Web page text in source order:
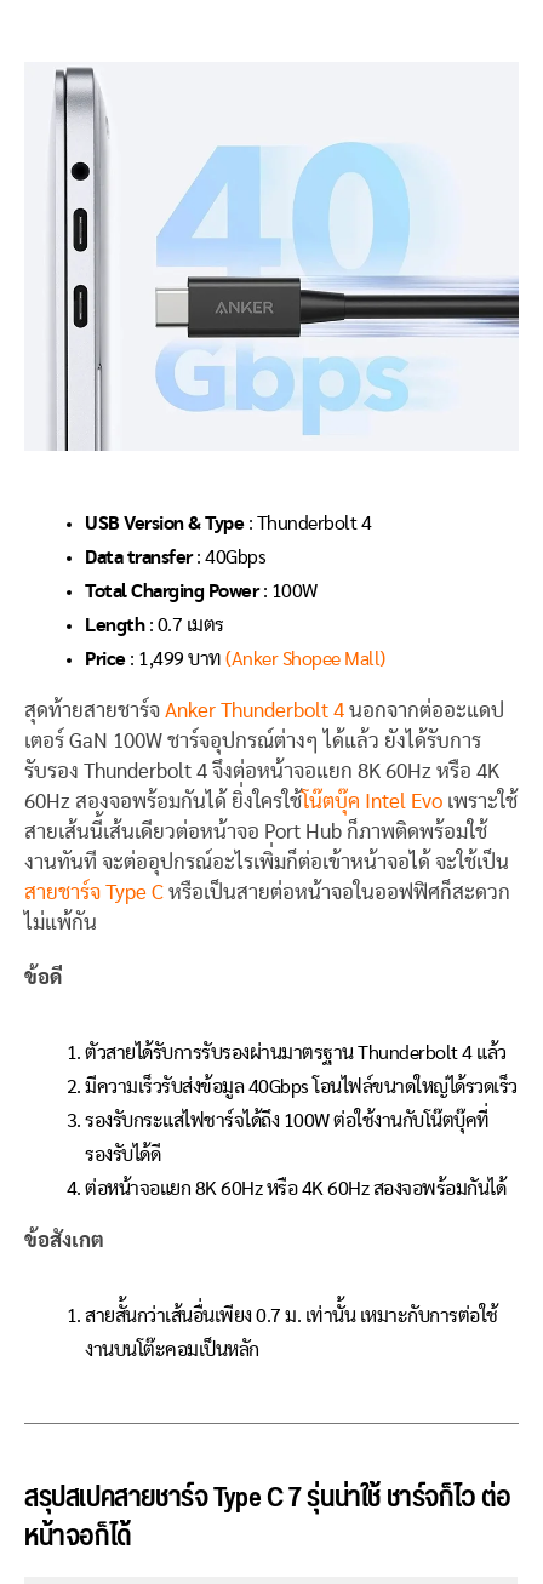
USB Version & Type: Thunderbolt 4
Data transfer: 40Gbps
Total Charging Power: 100W
Length: 0.7 เมตร
Price : 1,499 บาท (Anker Shopee Mall)
สุดท้ายสายชาร์จ Anker Thunderbolt 4 นอกจากต่ออะแดป
เตอร์ GaN 100W ชาร์จอุปกรณ์ต่างๆ ได้แล้ว ยังได้รับการ
รับรอง Thunderbolt 4 จึงต่อหน้าจอแยก 8K 60Hz หรือ 4K
60Hz สองจอพร้อมกันได้ ยิ่งใครใช้โน๊ตบุ๊ค Intel Evo เพราะใช้
สายเส้นนี้เส้นเดียวต่อหน้าจอ Port Hub ก็ภาพติดพร้อมใช้
งานทันที จะต่ออุปกรณ์อะไรเพิ่มก็ต่อเข้าหน้าจอได้ จะใช้เป็น
สายชาร์จ Type C หรือเป็นสายต่อหน้าจอในออฟฟิศก็สะดวก
ไม่แพ้กัน
ข้อดี
ตัวสายได้รับการรับรองผ่านมาตรฐาน Thunderbolt 4 แล้ว
มีความเร็วรับส่งข้อมูล 40Gbps โอนไฟล์ขนาดใหญ่ได้รวดเร็ว
รองรับกระแสไฟชาร์จได้ถึง 100W ต่อใช้งานกับโน๊ตบุ๊คที่
รองรับได้ดี
ต่อหน้าจอแยก 8K 60Hz หรือ 4K 60Hz สองจอพร้อมกันได้
ข้อสังเกต
สายสั้นกว่าเส้นอื่นเพียง 0.7 ม. เท่านั้น เหมาะกับการต่อใช้
งานบนโต๊ะคอมเป็นหลัก
สรุปสเปคสายชาร์จ Type C 7 รุ่นน่าใช้ ชาร์จก็ไว ต่อ
หน้าจอก็ได้